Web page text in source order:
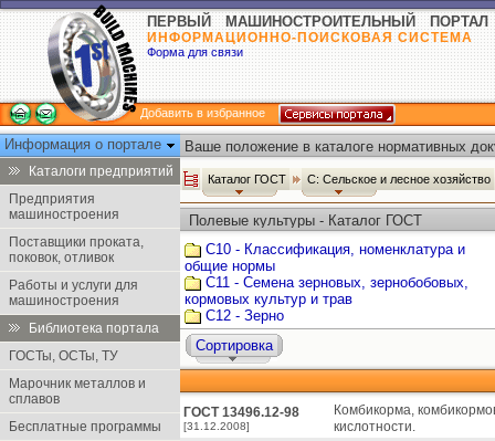
ПЕРВЫЙ МАШИНОСТРОИТЕЛЬНЫЙ ПОРТАЛ
ИНФОРМАЦИОННО-ПОИСКОВАЯ СИСТЕМА
Форма для связи
Добавить в избранное
Информация о портале
Каталоги предприятий
Предприятия
машиностроения
Поставщики проката,
поковок, отливок
Работы и услуги для
машиностроения
Библиотека портала
ГОСТы, ОСТы, ТУ
Марочник металлов и
сплавов
Бесплатные программы
Ваше положение в каталоге нормативных
Каталог ГОСТ С: Сельское и лесное хозяйство
Полевые культуры - Каталог ГОСТ
С10 - Классификация, номенклатура и
общие нормы
С11 - Семена зерновых, зернобобовых,
кормовых культур и трав
С12 - Зерно
Сортировка
ГОСТ 13496.12-98
[31.12.2008]
Комбикорма,
кислотности.